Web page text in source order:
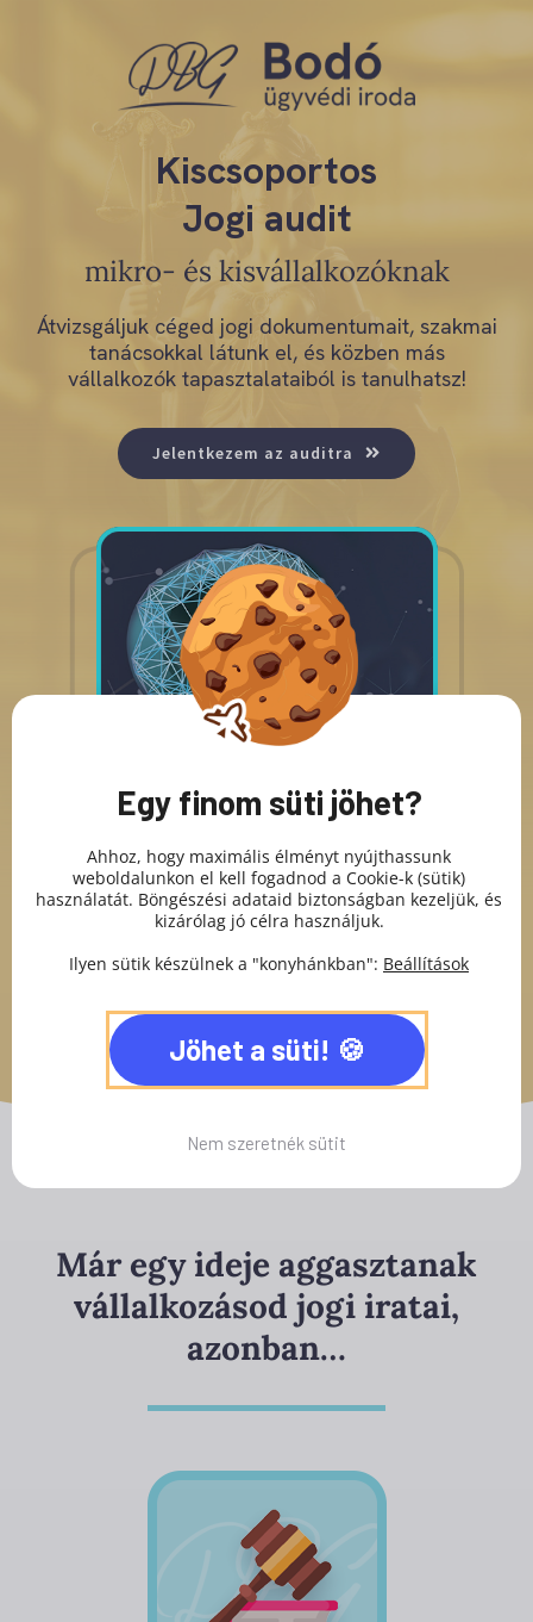
Kiscsoportos
Jogi audit
mikro- és kisvállalkozóknak
Átvizsgáljuk céged jogi dokumentumait, szakmai
tanácsokkal látunk el, és közben más
vállalkozók tapasztalataiból is tanulhatsz!
Jelentkezem az auditra
Már egy ideje aggasztanak
vállalkozásod jogi iratai,
azonban…
Egy finom süti jöhet?
Ahhoz, hogy maximális élményt nyújthassunk
weboldalunkon el kell fogadnod a Cookie-k (sütik)
használatát. Böngészési adataid biztonságban kezeljük, és
kizárólag jó célra használjuk.
Ilyen sütik készülnek a "konyhánkban": Beállítások
Jöhet a süti!
Nem szeretnék sütit